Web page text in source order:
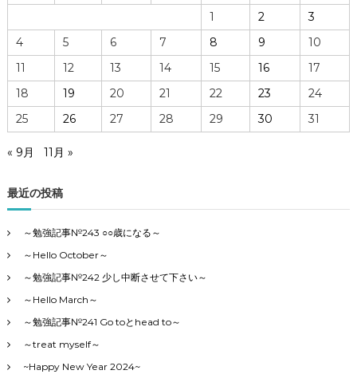
1
2
3
4
5 6 7 8 9
10
11
12 13 14 15 16
17
18
19 20 21 22 23
24
25
26 27 28 29 30 31
« 9月 11月 »
最近の投稿
～勉強記事№243 ○○歳になる～
～Hello October～
～勉強記事№242 少し中断させて下さい～
～Hello March～
～勉強記事№241 Go toとhead to～
～treat myself～
~Happy New Year 2024~